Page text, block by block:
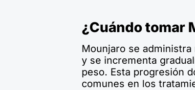
¿Cuándo tomar
Mounjaro se
y se incrementa
peso. Esta progresión
comunes en los